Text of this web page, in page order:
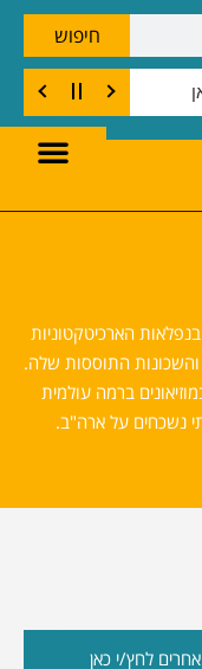
חיפוש
הארכיטקטוניות
והשכונות התוססות שלה.
ברמה עולמית
נשכחים על ארה"ב.
אחרים לחץ/י כאן